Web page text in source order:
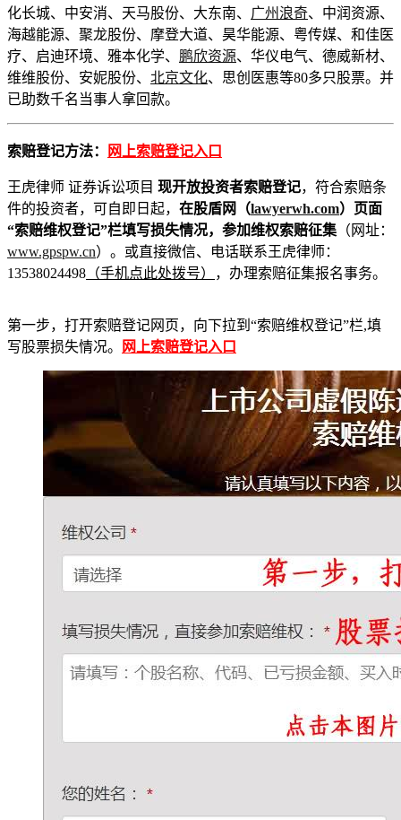
化长城、中安消、天马股份、大东南、 广州浪奇、中润资源、
海越能源、聚龙股份、摩登大道、昊华能源、粤传媒、和佳医
疗、启迪环境、雅本化学、 鹏欣资源、华仪电气、德威新材、
维维股份、安妮股份、 北京文化、思创医惠等80多只股票。并
已助数千名当事人拿回款。
索赔登记方法： 网上索赔登记入口
王虎律师 证券诉讼项目 现开放投资者索赔登记，符合索赔条
件的投资者，可自即日起， 在股盾网（lawyerwh.com）页面
“索赔维权登记”栏填写损失情况，参加维权索赔征集 （网址：
www.gpspw.cn）。或直接微信、电话联系王虎律师：
13538024498 （手机点此处拨号） ，办理索赔征集报名事务。
第一步，打开索赔登记网页，向下拉到“索赔维权登记”栏,填
写股票损失情况。
网上索赔登记入口